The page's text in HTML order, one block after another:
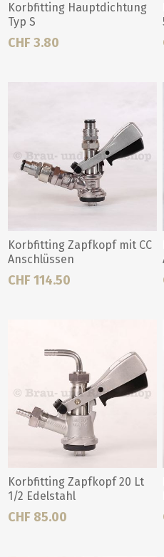
Korbfitting Hauptdichtung
Typ S
CHF 3.80
Korbfitting Zapfkopf mit CC
Anschlüssen
CHF 114.50
Korbfitting Zapfkopf 20 Lt
1/2 Edelstahl
CHF 85.00